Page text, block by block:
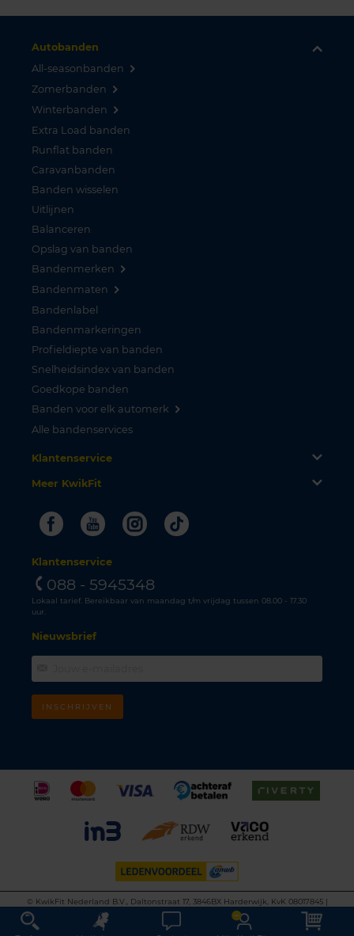
Autobanden
All-seasonbanden
Zomerbanden
Winterbanden
Extra Load banden
Runflat banden
Caravanbanden
Banden wisselen
Uitlijnen
Balanceren
Opslag van banden
Bandenmerken
Bandenmaten
Bandenlabel
Bandenmarkeringen
Profieldiepte van banden
Snelheidsindex van banden
Goedkope banden
Banden voor elk automerk
Alle bandenservices
Klantenservice
Meer KwikFit
FacebookYoutubeInstagram
Tiktok
Klantenservice
088 - 5945348
Lokaal tarief. Bereikbaar van maandag t/m vrijdag tussen 08.00 - 17.30
uur.
Nieuwsbrief
INSCHRIJVEN
©
KwikFit Nederland B.V., Daltonstraat 17, 3846BX Harderwijk, KvK 08017845 |
Algemene voorwaarden
Privacyverklaring Cookiebeleid
Disclaimer
This site is protected by reCAPTCHA and the Google
Privacy Policy
Terms of